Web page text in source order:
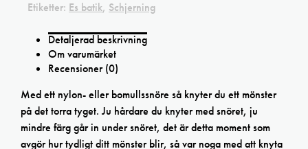
Etiketter: Es batik, Schjerning
Detaljerad beskrivning
Om varumärket
Recensioner (0)
Med ett nylon- eller bomullssnöre så knyter du ett mönster
på det torra tyget. Ju hårdare du knyter med snöret, ju
mindre färg går in under snöret, det är detta moment som
avgör hur tydligt ditt mönster blir, så var noga med att knyta